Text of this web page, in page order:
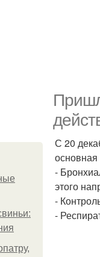
С 20
-
этого
-
-